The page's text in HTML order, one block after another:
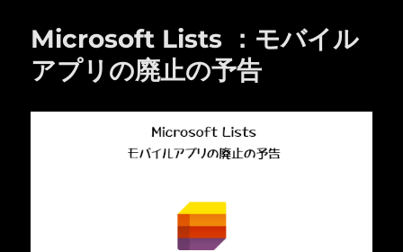
Microsoft Lists ：モバイル
アプリの廃止の予告